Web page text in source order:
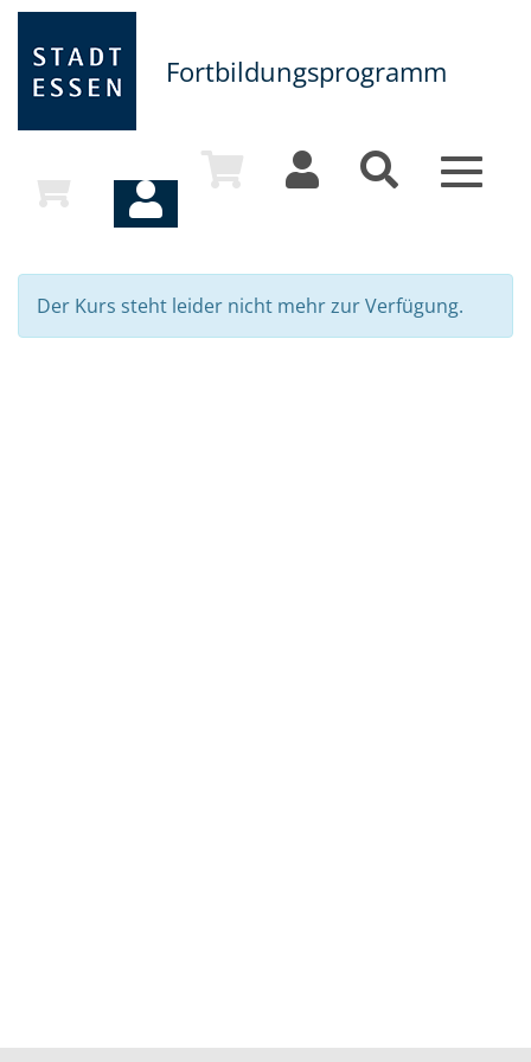
Fortbildungsprogramm
Toggle
Der Kurs steht leider nicht mehr zur Verfügung.